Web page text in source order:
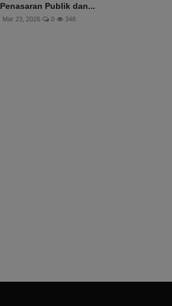
Penasaran Publik dan...
Mar 23, 2026 0 348